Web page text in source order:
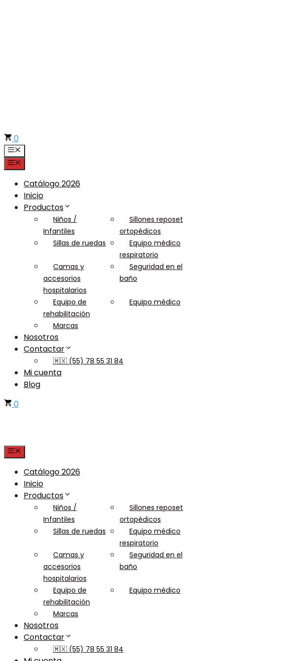
0
Menú
Menú
Catálogo 2026
Inicio
Productos
Niños /
Infantiles
Sillones reposet
ortopédicos
Sillas de ruedas
Equipo médico
respiratorio
Camas y
accesorios
hospitalarios
Seguridad en el
baño
Equipo de
rehabilitación
Equipo médico
Marcas
Nosotros
Contactar
🇲🇽 (55) 78 55 31 84
Mi cuenta
Blog
0
Menu
Catálogo 2026
Inicio
Productos
Niños /
Infantiles
Sillones reposet
ortopédicos
Sillas de ruedas
Equipo médico
respiratorio
Camas y
accesorios
hospitalarios
Seguridad en el
baño
Equipo de
rehabilitación
Equipo médico
Marcas
Nosotros
Contactar
🇲🇽 (55) 78 55 31 84